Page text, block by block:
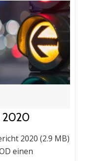
2020
2020 (2.9 MB)
einen